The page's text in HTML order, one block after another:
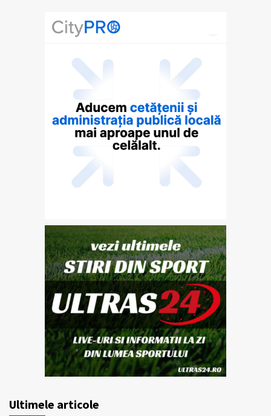
Ultimele articole